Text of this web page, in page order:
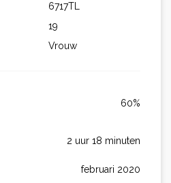
6717TL
19
Vrouw
60%
2 uur 18 minuten
februari 2020